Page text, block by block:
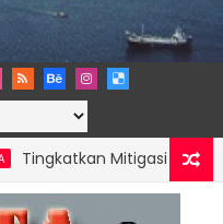
Mitigasi Risiko, IPC TPK
PENAMBAHAN E-RTG